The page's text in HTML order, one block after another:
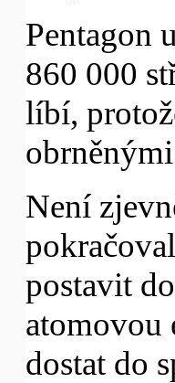
Pentagon
860 000
líbí,
Není
postavit
atomovou
dostat do